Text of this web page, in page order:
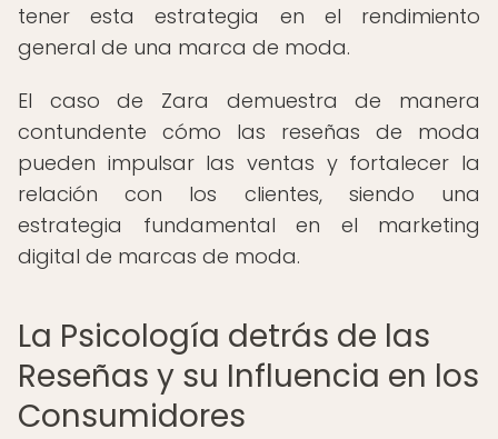
tener esta estrategia en el rendimiento
general de una marca de moda.
El caso de Zara demuestra de manera
contundente cómo las reseñas de moda
pueden impulsar las ventas y fortalecer la
relación con los clientes, siendo una
estrategia fundamental en el marketing
digital de marcas de moda.
La Psicología detrás de las
Reseñas y su Influencia en los
Consumidores